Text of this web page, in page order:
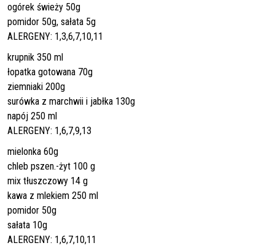
ogórek świeży 50g
pomidor 50g, sałata 5g
ALERGENY: 1,3,6,7,10,11
krupnik 350 ml
łopatka gotowana 70g
ziemniaki 200g
surówka z marchwii i jabłka 130g
napój 250 ml
ALERGENY: 1,6,7,9,13
mielonka 60g
chleb pszen.-żyt 100 g
mix tłuszczowy 14 g
kawa z mlekiem 250 ml
pomidor 50g
sałata 10g
ALERGENY: 1,6,7,10,11